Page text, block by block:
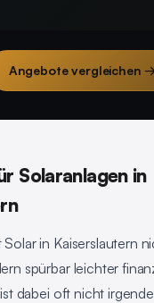
Angebote vergleichen
Solaranlagen in
in Kaiserslautern
spürbar leichter
dabei oft nicht